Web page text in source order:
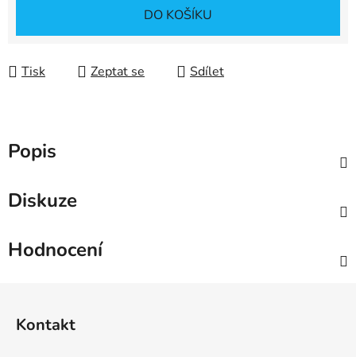
DO KOŠÍKU
Tisk Zeptat se Sdílet
Popis
Diskuze
Hodnocení
Kontakt